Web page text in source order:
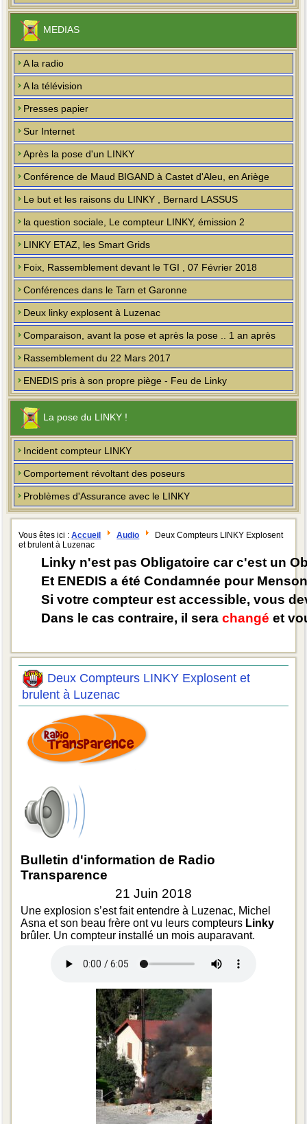
MEDIAS
A la radio
A la télévision
Presses papier
Sur Internet
Après la pose d'un LINKY
Conférence de Maud BIGAND à Castet d'Aleu, en Ariège
Le but et les raisons du LINKY , Bernard LASSUS
la question sociale, Le compteur LINKY, émission 2
LINKY ETAZ, les Smart Grids
Foix, Rassemblement devant le TGI , 07 Février 2018
Conférences dans le Tarn et Garonne
Deux linky explosent à Luzenac
Comparaison, avant la pose et après la pose .. 1 an après
Rassemblement du 22 Mars 2017
ENEDIS pris à son propre piège - Feu de Linky
La pose du LINKY !
Incident compteur LINKY
Comportement révoltant des poseurs
Problèmes d'Assurance avec le LINKY
Vous êtes ici :Accueil Audio
Deux Compteurs LINKY Explosent
et brulent à Luzenac
Linky n'est pas Obligatoire car c'est un
Et ENEDIS a été Condamnée pour
Si votre compteur est accessible, vous
Dans le cas contraire, il serachangé et
Deux Compteurs LINKY Explosent et
brulent à Luzenac
Bulletin d'information de Radio
Transparence
21 Juin 2018
Une explosion s’est fait entendre à Luzenac, Michel
Asna et son beau frère ont vu leurs compteurs Linky
brûler. Un compteur installé un mois auparavant.